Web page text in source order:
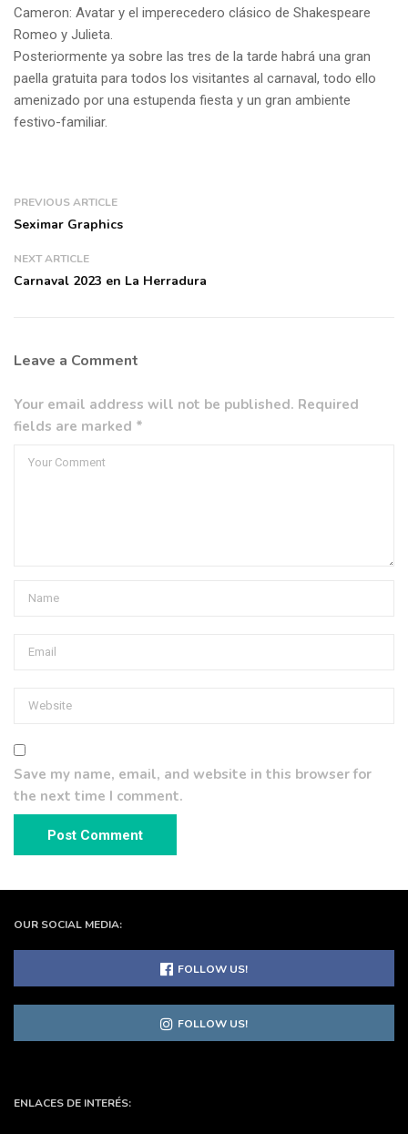
Cameron: Avatar y el imperecedero clásico de Shakespeare
Romeo y Julieta.
Posteriormente ya sobre las tres de la tarde habrá una gran
paella gratuita para todos los visitantes al carnaval, todo ello
amenizado por una estupenda fiesta y un gran ambiente
festivo-familiar.
PREVIOUS ARTICLE
Seximar Graphics
NEXT ARTICLE
Carnaval 2023 en La Herradura
Leave a Comment
Your email address will not be published. Required
fields are marked *
Save my name, email, and website in this browser for
the next time I comment.
OUR SOCIAL MEDIA:
FOLLOW US!
FOLLOW US!
ENLACES DE INTERÉS: